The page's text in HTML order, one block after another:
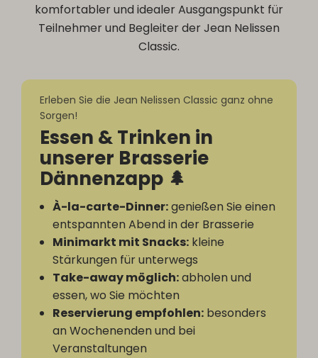
komfortabler und idealer Ausgangspunkt für
Teilnehmer und Begleiter der Jean Nelissen
Classic.
Erleben Sie die Jean Nelissen Classic ganz ohne
Sorgen!
Essen & Trinken in
unserer Brasserie
Dännenzapp 🌲
À-la-carte-Dinner:genießen Sie einen
entspannten Abend in der Brasserie
Minimarkt mit Snacks: kleine
Stärkungen für unterwegs
Take-away möglich:abholen und
essen, wo Sie möchten
Reservierung empfohlen: besonders
an Wochenenden und bei
Veranstaltungen